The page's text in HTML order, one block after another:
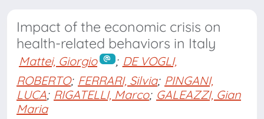
Impact of the economic crisis on
health-related behaviors in Italy
Mattei, Giorgio ; DE VOGLI,
ROBERTO; FERRARI, Silvia; PINGANI,
LUCA; RIGATELLI, Marco; GALEAZZI, Gian
Maria